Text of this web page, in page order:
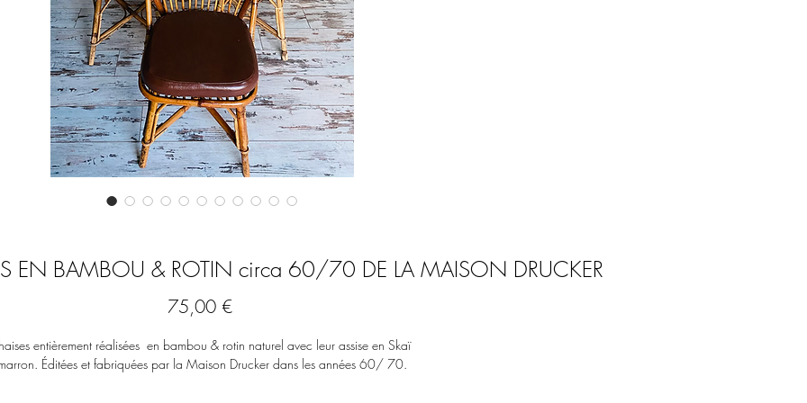
EN BAMBOU & ROTIN circa 60/70 DE LA MAISON DRUCKER
75,00 €Prix
entièrement réalisées  en bambou & rotin naturel avec leur assise en Skaï
Éditées et fabriquées par la Maison Drucker dans les années 60/ 70.